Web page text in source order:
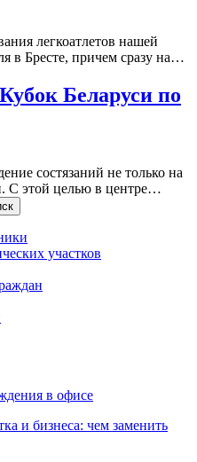
легкоатлетов нашей
в Бресте, причем сразу на…
Беларуси по
состязаний не только на
С этой целью в центре…
участков
в офисе
и бизнеса: чем заменить